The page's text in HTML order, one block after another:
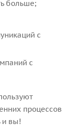
больше;
с
с
процессов
и вы!